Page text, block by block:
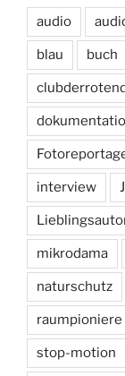
audio
blau buch
interview
mikrodama
naturschutz
raumpioniere
stop-motion